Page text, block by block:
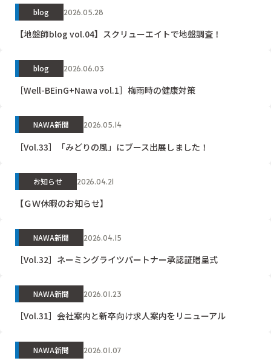
blog 2026.05.28
【地盤師blog vol.04】スクリューエイトで地盤調査！
blog 2026.06.03
［Well-BEinG+Nawa vol.1］梅雨時の健康対策
NAWA新聞 2026.05.14
［Vol.33］「みどりの風」にブース出展しました！
お知らせ 2026.04.21
【ＧＷ休暇のお知らせ】
NAWA新聞 2026.04.15
［Vol.32］ネーミングライツパートナー承認証贈呈式
NAWA新聞 2026.01.23
［Vol.31］会社案内と新卒向け求人案内をリニューアル
NAWA新聞 2026.01.07